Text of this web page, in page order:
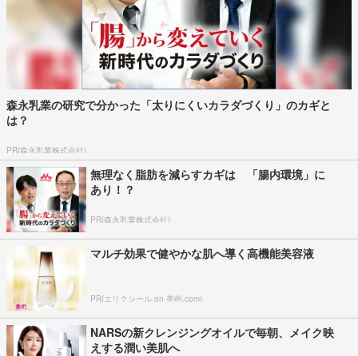
森永乳業の研究で分かった「太りにくいカラダづくり」のカギと
は？
PR(森永乳業株式会社)
無理なく脂肪を減らすカギは 「腸内環境」に
あり！？
PR(森永乳業株式会社)
マルチ効果で健やかな肌へ導く高機能美容液
PR(エリクシール on 美的.com)
NARSの新クレンジングオイルで毎朝、メイク映
えする潤い美肌へ